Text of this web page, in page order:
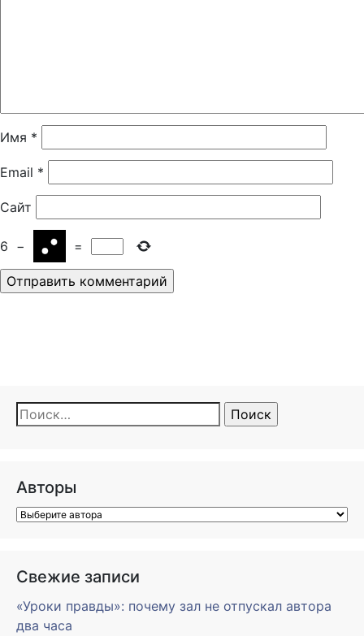
Имя *
Email *
Сайт
6 − =
Найти:
Авторы
Свежие записи
«Уроки правды»: почему зал не отпускал автора
два часа